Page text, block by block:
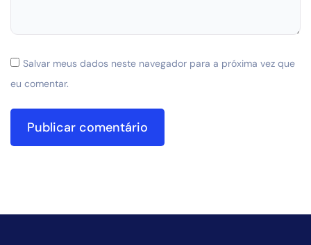
Salvar meus dados neste navegador para a próxima vez que
eu comentar.